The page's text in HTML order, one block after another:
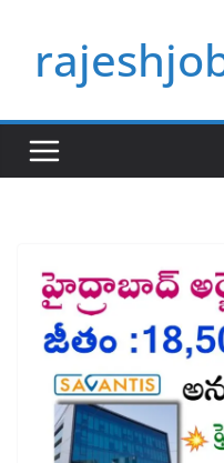
content